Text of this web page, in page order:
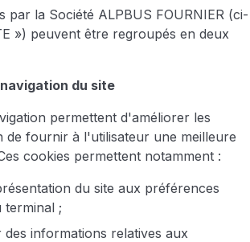
par la Société ALPBUS FOURNIER (ci-
») peuvent être regroupés en deux
du site
permettent d'améliorer les
de fournir à l'utilisateur une meilleure
cookies permettent notamment :
du site aux préférences
terminal ;
des informations relatives aux